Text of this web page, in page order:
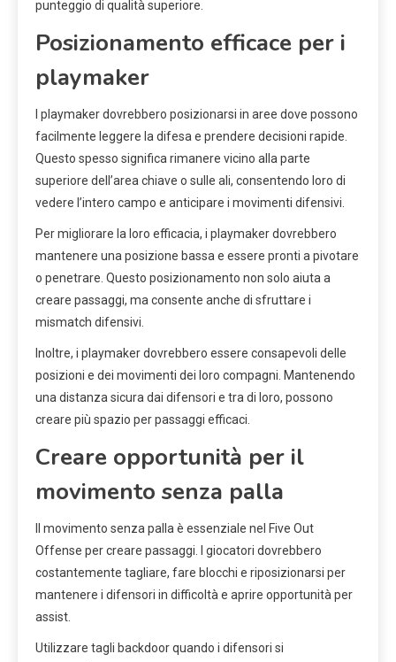
punteggio di qualità superiore.
Posizionamento efficace per i
playmaker
I playmaker dovrebbero posizionarsi in aree dove possono
facilmente leggere la difesa e prendere decisioni rapide.
Questo spesso significa rimanere vicino alla parte
superiore dell’area chiave o sulle ali, consentendo loro di
vedere l’intero campo e anticipare i movimenti difensivi.
Per migliorare la loro efficacia, i playmaker dovrebbero
mantenere una posizione bassa e essere pronti a pivotare
o penetrare. Questo posizionamento non solo aiuta a
creare passaggi, ma consente anche di sfruttare i
mismatch difensivi.
Inoltre, i playmaker dovrebbero essere consapevoli delle
posizioni e dei movimenti dei loro compagni. Mantenendo
una distanza sicura dai difensori e tra di loro, possono
creare più spazio per passaggi efficaci.
Creare opportunità per il
movimento senza palla
Il movimento senza palla è essenziale nel Five Out
Offense per creare passaggi. I giocatori dovrebbero
costantemente tagliare, fare blocchi e riposizionarsi per
mantenere i difensori in difficoltà e aprire opportunità per
assist.
Utilizzare tagli backdoor quando i difensori si